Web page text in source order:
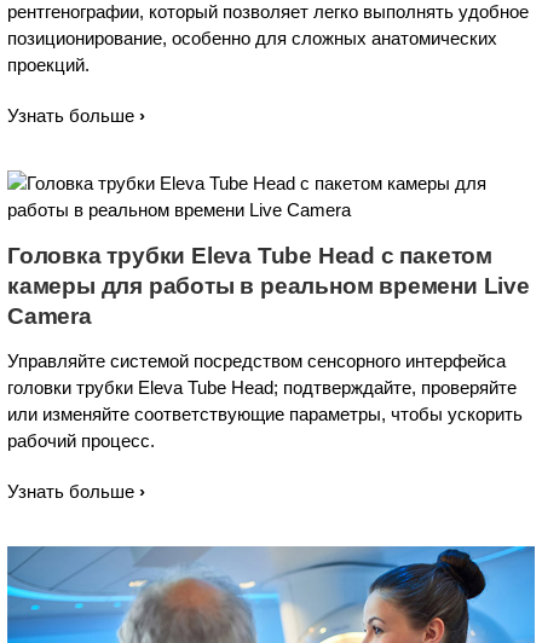
рентгенографии, который позволяет легко выполнять удобное
позиционирование, особенно для сложных анатомических
проекций.
Узнать больше
Головка трубки Eleva Tube Head с пакетом
камеры для работы в реальном времени Live
Camera
Управляйте системой посредством сенсорного интерфейса
головки трубки Eleva Tube Head; подтверждайте, проверяйте
или изменяйте соответствующие параметры, чтобы ускорить
рабочий процесс.
Узнать больше